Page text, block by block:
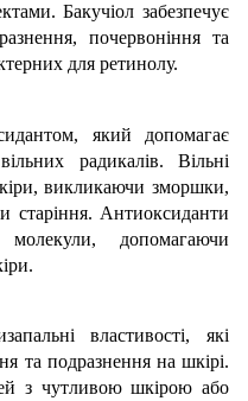
Бакучіол забезпечує
почервоніння та
для ретинолу.
який допомагає
радикалів. Вільні
викликаючи зморшки,
старіння. Антиоксиданти
допомагаючи
властивості, які
та подразнення на шкірі.
з чутливою шкірою або